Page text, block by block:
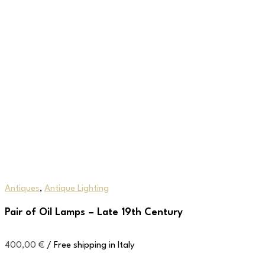
Antiques, Antique Lighting
Pair of Oil Lamps – Late 19th Century
400,00 € / Free shipping in Italy